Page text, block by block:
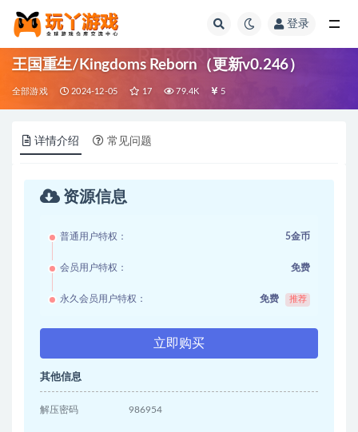
登录
王国重生/Kingdoms Reborn（更新v0.246）
全部游戏 2024-12-05 17 79.4K 5
详情介绍 常见问题
资源信息
普通用户特权： 5金币
会员用户特权： 免费
永久会员用户特权： 免费 推荐
立即购买
其他信息
解压密码 986954